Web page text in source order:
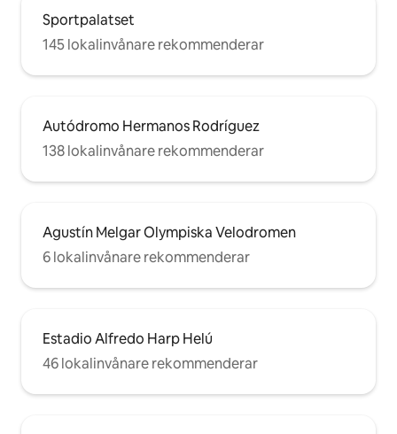
Sportpalatset
145 lokalinvånare rekommenderar
Autódromo Hermanos Rodríguez
138 lokalinvånare rekommenderar
Agustín Melgar Olympiska Velodromen
6 lokalinvånare rekommenderar
Estadio Alfredo Harp Helú
46 lokalinvånare rekommenderar